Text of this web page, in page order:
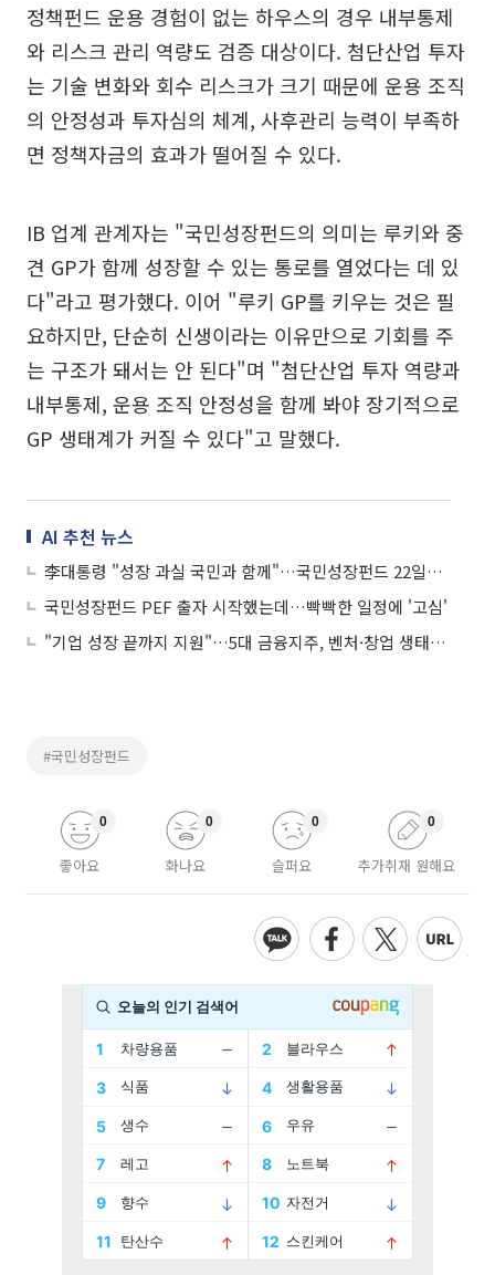
정책펀드 운용 경험이 없는 하우스의 경우 내부통제
와 리스크 관리 역량도 검증 대상이다. 첨단산업 투자
는 기술 변화와 회수 리스크가 크기 때문에 운용 조직
의 안정성과 투자심의 체계, 사후관리 능력이 부족하
면 정책자금의 효과가 떨어질 수 있다.
IB 업계 관계자는 "국민성장펀드의 의미는 루키와 중
견 GP가 함께 성장할 수 있는 통로를 열었다는 데 있
다"라고 평가했다. 이어 "루키 GP를 키우는 것은 필
요하지만, 단순히 신생이라는 이유만으로 기회를 주
는 구조가 돼서는 안 된다"며 "첨단산업 투자 역량과
내부통제, 운용 조직 안정성을 함께 봐야 장기적으로
GP 생태계가 커질 수 있다"고 말했다.
AI 추천 뉴스
李대통령 "성장 과실 국민과 함께"…국민성장펀드 22일부터 판매
국민성장펀드 PEF 출자 시작했는데…빡빡한 일정에 '고심'
"기업 성장 끝까지 지원"…5대 금융지주, 벤처·창업 생태계에 자금길 넓힌다
#국민성장펀드
좋아요
0
화나요
0
슬퍼요
0
추가취재 원해요
0